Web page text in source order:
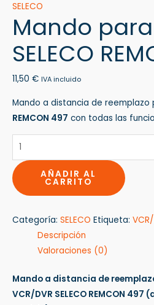
SELECO
Mando para
SELECO
11,50 € IVA incluido
Mando a distancia de reemplazo
REMCON 497 con todas las
AÑADIR AL
CARRITO
Categoría: SELECO Etiqueta:
Descripción
Valoraciones (0)
Mando a distancia de
VCR/DVR SELECO REMCON 497